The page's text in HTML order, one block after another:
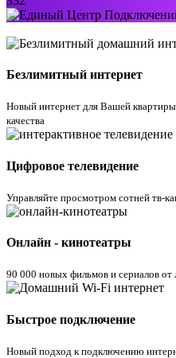
Безлимитный интернет
Новый интернет для Вашей
качества
Цифровое телевидение
Управляйте просмотром cотней тв-
Онлайн - кинотеатры
90 000 новых фильмов и сериалов от
Быстрое подключение
Новый подход к подключению